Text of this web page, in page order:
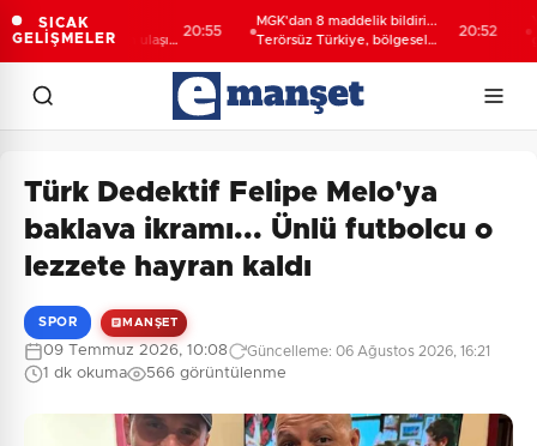
SICAK
GELİŞMELER
modern ulaşım
20:55
MGK'dan 8 maddelik bildiri...
Terörsüz Türkiye, bölgesel
20:52
Türk Dedektif Felipe Melo'ya
baklava ikramı... Ünlü futbolcu o
lezzete hayran kaldı
SPOR MANŞET
09 Temmuz 2026, 10:08 Güncelleme: 06 Ağustos 2026, 16:21
1 dk okuma 566 görüntülenme